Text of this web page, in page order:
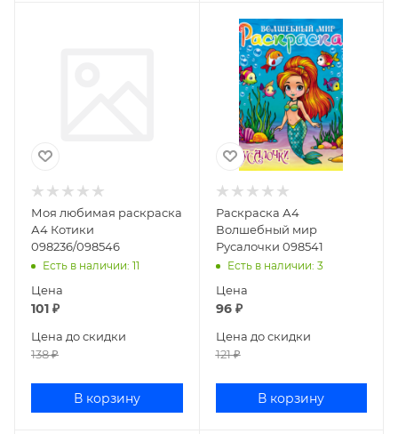
Моя любимая раскраска
А4 Котики
098236/098546
Есть в наличии: 11
Цена
101 ₽
Цена до скидки
138₽
В корзину
Раскраска А4
Волшебный мир
Русалочки 098541
Есть в наличии: 3
Цена
96₽
Цена до скидки
121₽
В корзину